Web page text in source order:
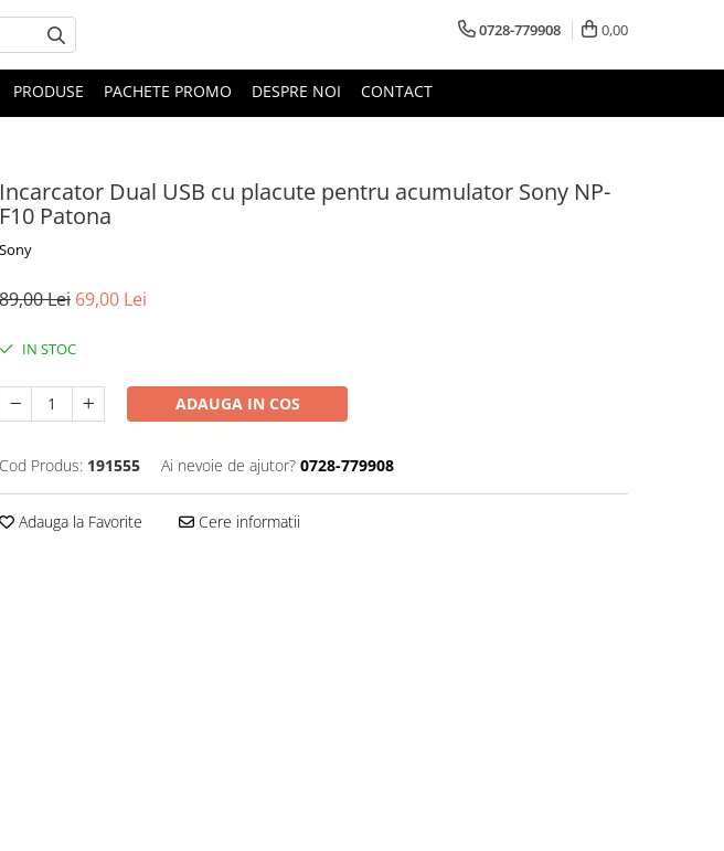
0728-779908 0,00
PRODUSE PACHETE PROMO DESPRE NOI CONTACT
Incarcator Dual USB cu placute pentru acumulator Sony NP-
F10 Patona
Sony
89,00 Lei 69,00 Lei
IN STOC
ADAUGA IN COS
Cod Produs: 191555 Ai nevoie de ajutor? 0728-779908
Adauga la Favorite Cere informatii